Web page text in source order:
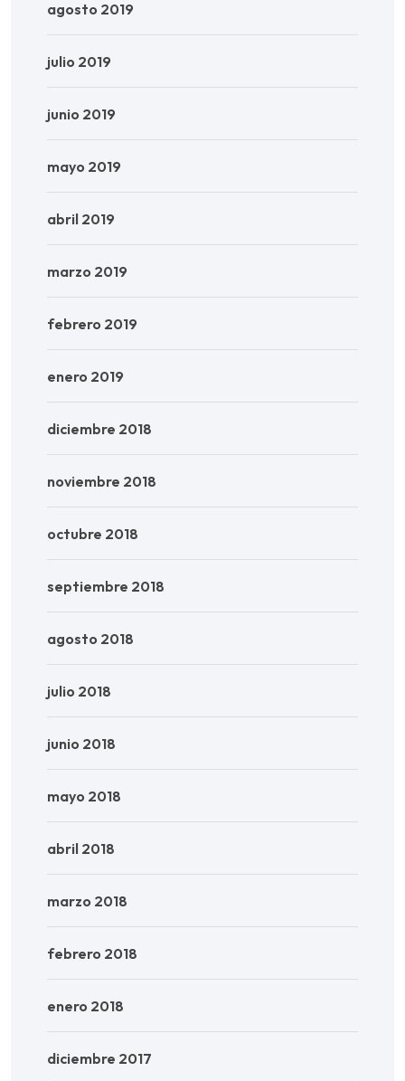
agosto 2019
julio 2019
junio 2019
mayo 2019
abril 2019
marzo 2019
febrero 2019
enero 2019
diciembre 2018
noviembre 2018
octubre 2018
septiembre 2018
agosto 2018
julio 2018
junio 2018
mayo 2018
abril 2018
marzo 2018
febrero 2018
enero 2018
diciembre 2017